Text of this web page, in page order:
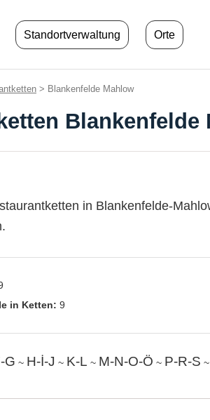
Standortverwaltung Orte
> Blankenfelde Mahlow
Blankenfelde
in Blankenfelde-
in Ketten: 9
G ~ H-İ-J ~ K-L ~ M-N-O-Ö ~ P-R-S ~